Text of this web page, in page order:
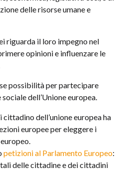
delle risorse umane e
riguarda il loro impegno nel
opinioni e influenzare le
possibilità per partecipare
dell’Unione europea.
dell’unione europea ha
europee per eleggere i
petizioni al Parlamento Europeo:
delle cittadine e dei cittadini